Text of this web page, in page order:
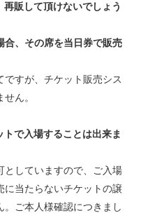
販して頂けないでしょう
合、その席を当日券で販売
ですが、チケット販売シス
ん。
で入場することは出来ま
としていますので、ご入場
に当たらないチケットの譲
ご本人様確認につきまし